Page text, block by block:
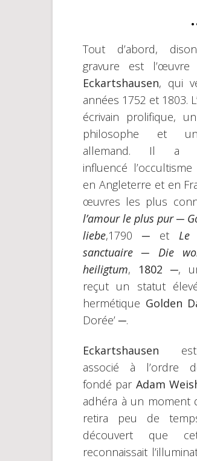
Tout d’abord,
gravure est
Eckartshausen, qui
années 1752 et 1803.
écrivain prolifique,
philosophe et
allemand. Il a
influencé
en Angleterre et en
œuvres les plus
l’amour le plus pur─
liebe,1790 ─ et Le
sanctuaire─ Die
heiligtum, 1802 ─,
reçut un statut
hermétique Golden
Dorée’ ─.
Eckartshausen
associé à l’ordre
fondé par Adam
adhéra à un moment
retira peu de
découvert que
reconnaissait